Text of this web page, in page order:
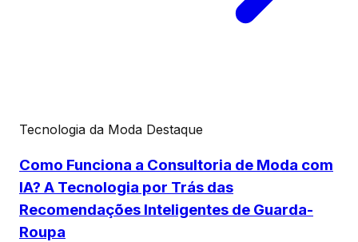
Tecnologia da Moda Destaque
Como Funciona a Consultoria de Moda com
IA? A Tecnologia por Trás das
Recomendações Inteligentes de Guarda-
Roupa